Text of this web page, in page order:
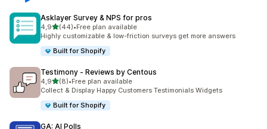
Asklayer Survey & NPS for pros
4,95 yıldız üzerinden
(44)
toplam 44 değerlendirme
•Free plan available
Highly customizable & low-friction surveys get more answers
Built for Shopify
Testimony ‑ Reviews by Centous
4,95 yıldız üzerinden
(8)
toplam 8 değerlendirme
•Free plan available
Collect & Display Happy Customers Testimonials Widgets
Built for Shopify
GA: AI Polls